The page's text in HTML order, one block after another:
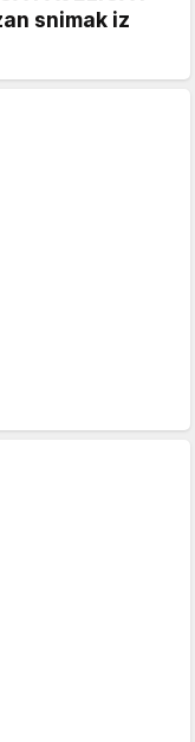
snimak iz